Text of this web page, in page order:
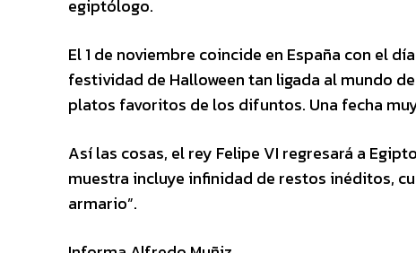
egiptólogo.
El 1 de noviembre coincide en España con el
festividad de Halloween tan ligada al mundo
platos favoritos de los difuntos. Una fecha
Así las cosas, el rey Felipe VI regresará a
muestra incluye infinidad de restos inéditos,
armario”.